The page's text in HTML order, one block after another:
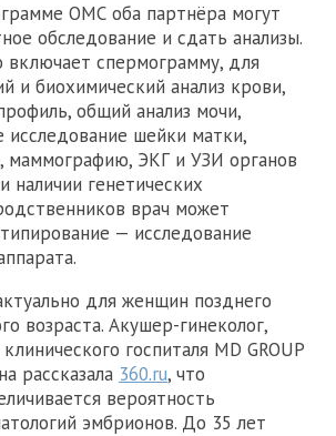
ОМС оба партнёра могут
обследование и сдать анализы.
включает спермограмму, для
и биохимический анализ крови,
общий анализ мочи,
исследование шейки матки,
ЭКГ и УЗИ органов
наличии генетических
врач может
— исследование
для женщин позднего
возраста. Акушер-гинеколог,
госпиталя MD GROUP
рассказала 360.ru, что
вероятность
эмбрионов. До 35 лет